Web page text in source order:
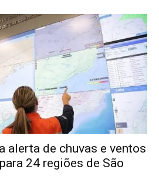
alerta de chuvas e ventos
24 regiões de São